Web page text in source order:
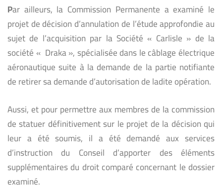
Par ailleurs, la Commission Permanente a examiné le
projet de décision d’annulation de l’étude approfondie au
sujet de l’acquisition par la Société « Carlisle » de la
société « Draka », spécialisée dans le câblage électrique
aéronautique suite à la demande de la partie notifiante
de retirer sa demande d’autorisation de ladite opération.
Aussi, et pour permettre aux membres de la commission
de statuer définitivement sur le projet de la décision qui
leur a été soumis, il a été demandé aux services
d’instruction du Conseil d’apporter des éléments
supplémentaires du droit comparé concernant le dossier
examiné.